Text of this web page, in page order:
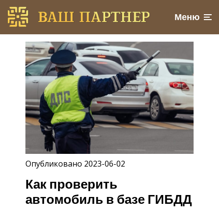
Меню
Опубликовано 2023-06-02
Как проверить
автомобиль в базе ГИБДД